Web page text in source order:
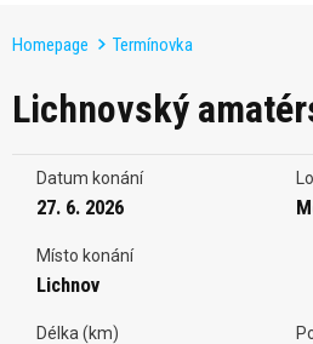
Homepage Termínovka
Lichnovský
Datum konání
27. 6. 2026
Místo konání
Lichnov
Délka (km)